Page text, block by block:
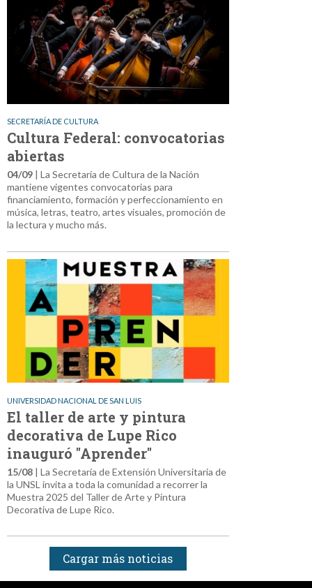
SECRETARÍA DE CULTURA
Cultura Federal: convocatorias
abiertas
04/09 | La Secretaría de Cultura de la Nación
mantiene vigentes convocatorias para
financiamiento, formación y perfeccionamiento en
música, letras, teatro, artes visuales, promoción de
la lectura y mucho más.
UNIVERSIDAD NACIONAL DE SAN LUIS
El taller de arte y pintura
decorativa de Lupe Rico
inauguró "Aprender"
15/08 | La Secretaría de Extensión Universitaria de
la UNSL invita a toda la comunidad a recorrer la
Muestra 2025 del Taller de Arte y Pintura
Decorativa de Lupe Rico.
Cargar más noticias